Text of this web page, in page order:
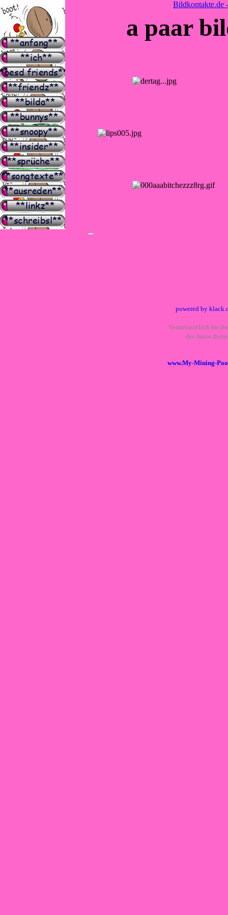
a paar
Bildkontakte.de
powered by
Verantwortlich für
der Autor
www.My-Mining-